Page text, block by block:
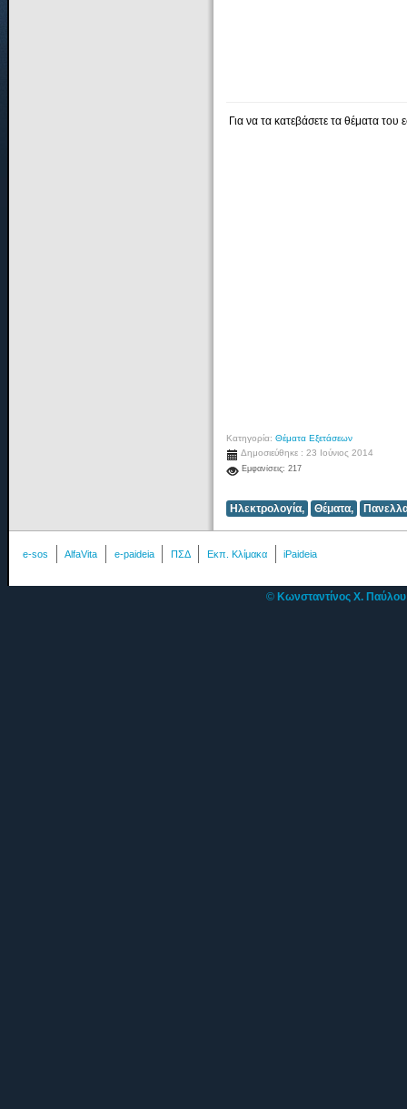
Για να τα κατεβάσετε τα θέματα του
Κατηγορία:Θέματα Εξετάσεων
Δημοσιεύθηκε : 23 Ιούνιος 2014
Εμφανίσεις: 217
Ηλεκτρολογία, Θέματα,
e-sos AlfaVita e-paideia ΠΣΔ Εκπ. Κλίμακα iPaideia
© Κωνσταντίνος Χ.